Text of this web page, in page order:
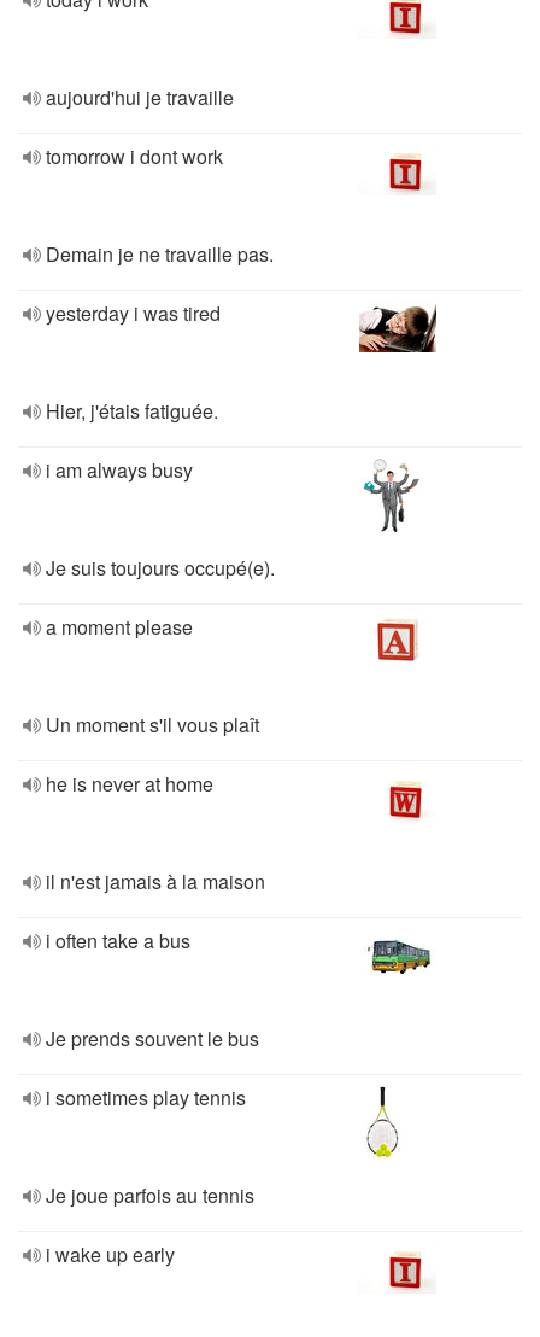
aujourd'hui je travaille
tomorrow i dont work
Demain je ne travaille pas.
yesterday i was tired
Hier, j'étais fatiguée.
i am always busy
Je suis toujours occupé(e).
a moment please
Un moment s'il vous plaît
he is never at home
il n'est jamais à la maison
i often take a bus
Je prends souvent le bus
i sometimes play tennis
Je joue parfois au tennis
i wake up early